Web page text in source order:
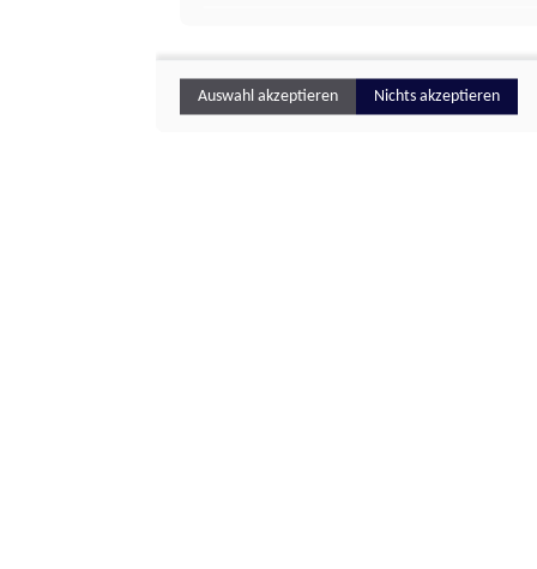
Auswahl akzeptieren Nichts akzeptieren